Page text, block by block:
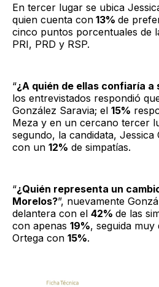
En tercer lugar se ubica
quien cuenta con 13% de
cinco puntos porcentuales de
PRI, PRD y RSP.
“¿A quién de ellas confiaría a
los entrevistados respondió
González Saravia; el 15%
Meza y en un cercano tercer
segundo, la candidata, Jessica
con un 12% de simpatías.
“¿Quién representa un
Morelos?”, nuevamente
delantera con el 42% de las
con apenas 19%, seguida
Ortega con 15%.